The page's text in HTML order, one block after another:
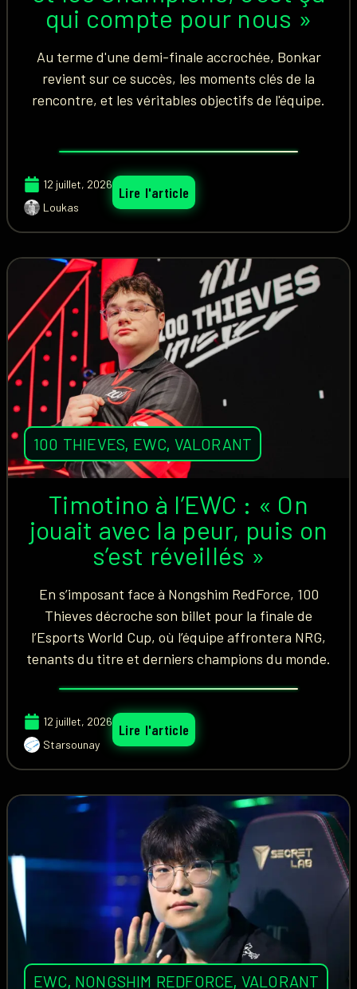
qui compte pour nous »
Au terme d'une demi-finale accrochée, Bonkar
revient sur ce succès, les moments clés de la
rencontre, et les véritables objectifs de l'équipe.
12 juillet, 2026
Loukas
Lire l'article
100 THIEVES, EWC, VALORANT
Timotino à l’EWC : « On
jouait avec la peur, puis on
s’est réveillés »
En s’imposant face à Nongshim RedForce, 100
Thieves décroche son billet pour la finale de
l’Esports World Cup, où l’équipe affrontera NRG,
tenants du titre et derniers champions du monde.
12 juillet, 2026
Starsounay
Lire l'article
EWC, NONGSHIM REDFORCE, VALORANT